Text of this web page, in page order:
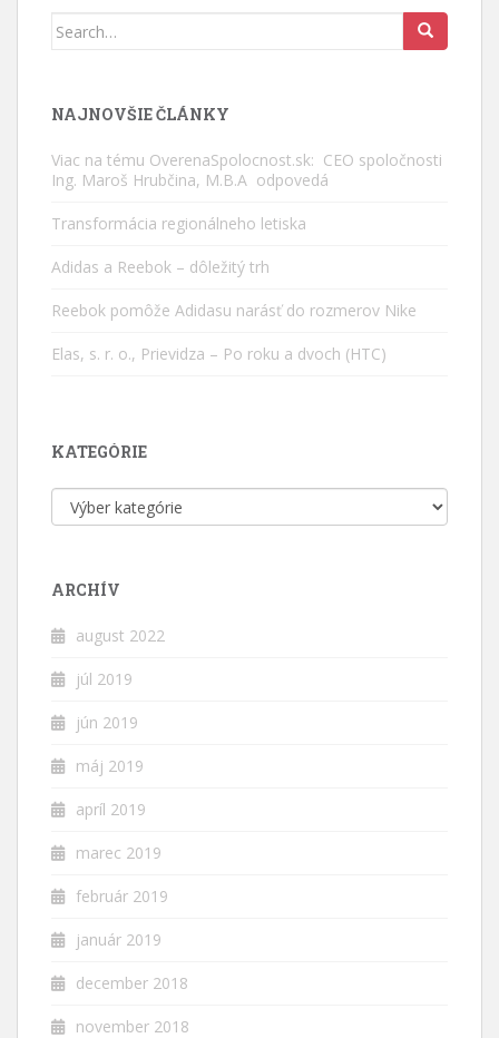
Search
NAJNOVŠIE ČLÁNKY
Viac na tému OverenaSpolocnost.sk: CEO spoločnosti
Ing. Maroš Hrubčina, M.B.A odpovedá
Transformácia regionálneho letiska
Adidas a Reebok – dôležitý trh
Reebok pomôže Adidasu narásť do rozmerov Nike
Elas, s. r. o., Prievidza – Po roku a dvoch (HTC)
KATEGÓRIE
Kategórie
ARCHÍV
august 2022
júl 2019
jún 2019
máj 2019
apríl 2019
marec 2019
február 2019
január 2019
december 2018
november 2018